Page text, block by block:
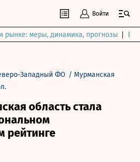
Войти
рынке: меры, динамика, прогнозы
Западный ФО / Мурманская
область стала
рейтинге